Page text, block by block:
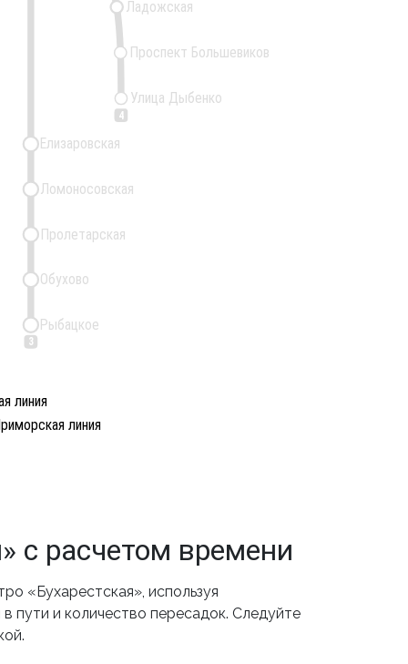
линия
линия
3
4
Ладожская
Проспект Большевиков
Улица Дыбенко
Рыбацкое
Обухово
Пролетарская
Ломоносовская
Елизаровская
с расчетом времени
«Бухарестская», используя
пути и количество пересадок. Следуйте